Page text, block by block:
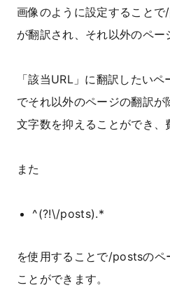
画像のように設定すること
が翻訳され、それ以外のペー
「該当URL」に翻訳したい
でそれ以外のページの翻訳
文字数を抑えることができ、
また
^(?!\/posts).*
を使用することで/postsのペ
ことができます。